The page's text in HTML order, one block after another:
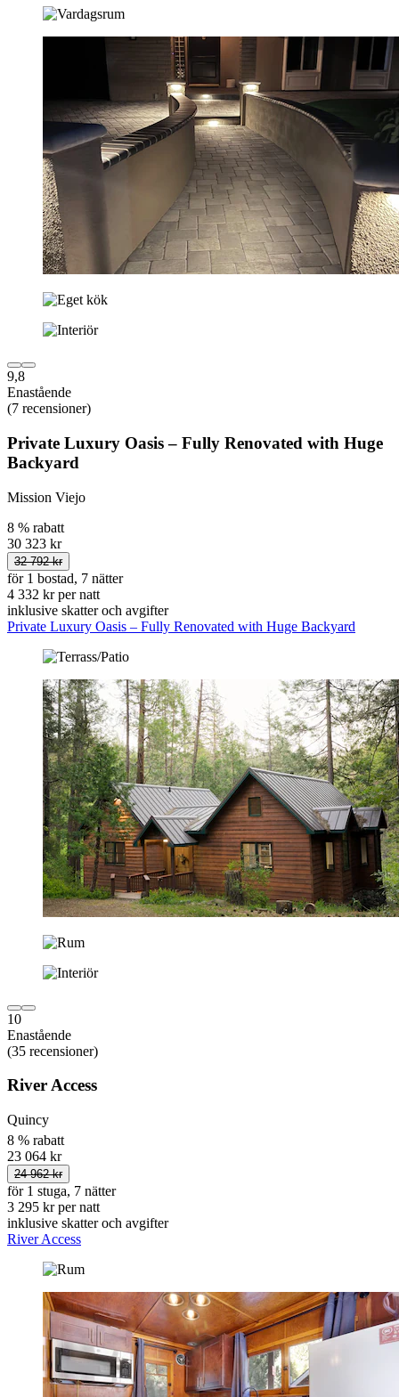
9,8
Enastående
(7 recensioner)
Private Luxury Oasis – Fully Renovated with Huge
Backyard
Mission Viejo
8 % rabatt
30 323 kr
32 792 kr
för 1 bostad, 7 nätter
4 332 kr per natt
inklusive skatter och avgifter
Private Luxury Oasis – Fully Renovated with Huge Backyard
10
Enastående
(35 recensioner)
River Access
Quincy
8 % rabatt
23 064 kr
24 962 kr
för 1 stuga, 7 nätter
3 295 kr per natt
inklusive skatter och avgifter
River Access